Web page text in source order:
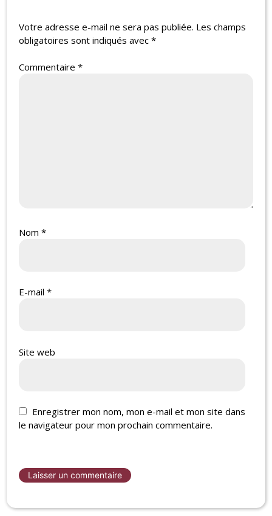
Votre adresse e-mail ne sera pas publiée. Les champs
obligatoires sont indiqués avec*
Commentaire*
Nom*
E-mail*
Site web
Enregistrer mon nom, mon e-mail et mon site dans
le navigateur pour mon prochain commentaire.